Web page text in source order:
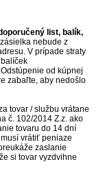
list, balík,
nebude z
V prípade straty
od kúpnej
zabaľte, aby nedošlo
tovar / službu vrátane
č. 102/2014 Z.z. ako
tovaru do 14 dní
vrátiť peniaze
zaslanie
si tovar vyzdvihne